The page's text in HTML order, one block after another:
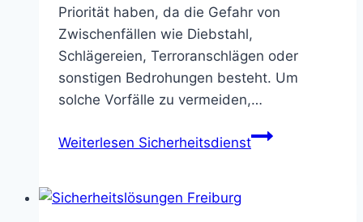
Priorität haben, da die Gefahr von
Zwischenfällen wie Diebstahl,
Schlägereien, Terroranschlägen oder
sonstigen Bedrohungen besteht. Um
solche Vorfälle zu vermeiden,…
Weiterlesen Sicherheitsdienst